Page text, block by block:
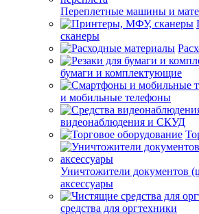
Переплетные машины и
сканеры
бумаги и комплектующие
и мобильные телефоны
видеонаблюдения и СКУД
Уничтожители документов
аксессуары
средства для оргтехники